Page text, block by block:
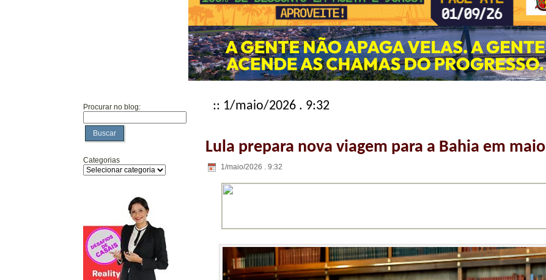
Procurar no blog:
Buscar
Categorias
:: 1/maio/2026 . 9:32
Lula prepara nova viagem para a Bahia em maio
1/maio/2026 . 9:32